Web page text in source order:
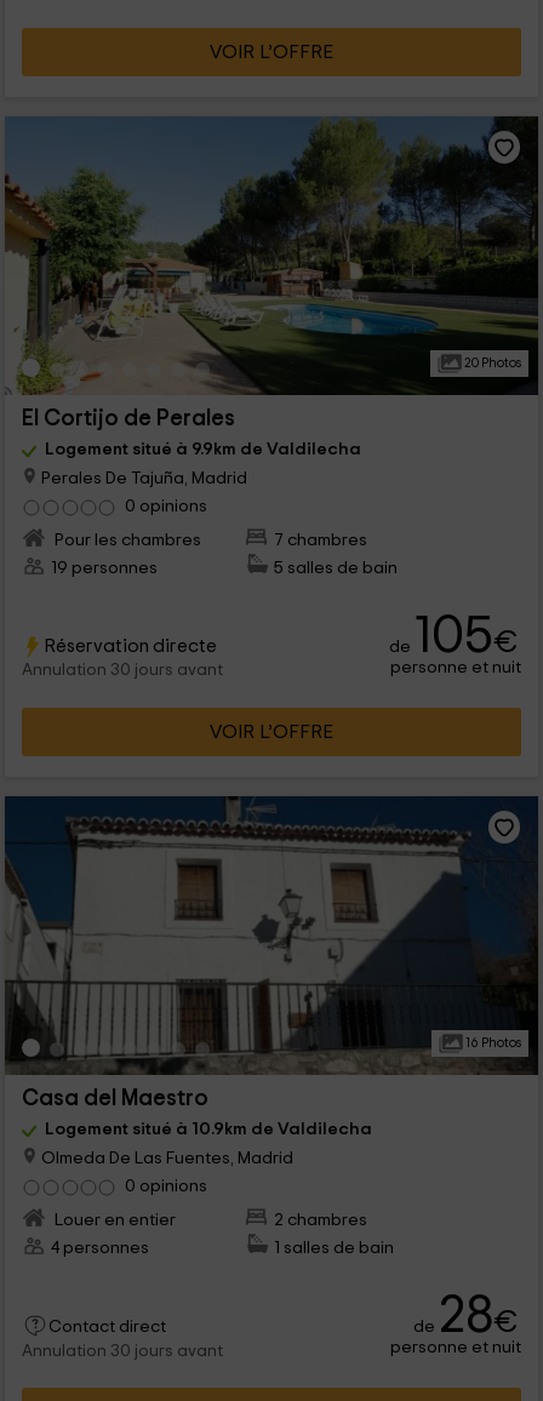
VOIR L’OFFRE
20 Photos
El Cortijo de Perales
Logement situé à 9.9km de Valdilecha
Perales De Tajuña, Madrid
0 opinions
Pour les chambres
7 chambres
19 personnes
5 salles de bain
Réservation directe
Annulation 30 jours avant
de 105€
personne et nuit
VOIR L’OFFRE
16 Photos
Casa del Maestro
Logement situé à 10.9km de Valdilecha
Olmeda De Las Fuentes, Madrid
0 opinions
Louer en entier
2 chambres
4 personnes
1 salles de bain
Contact direct
Annulation 30 jours avant
de 28€
personne et nuit